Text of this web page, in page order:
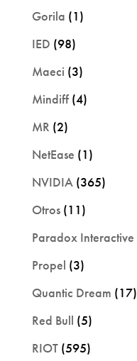
Gorila (1)
IED (98)
Maeci (3)
Mindiff(4)
MR (2)
NetEase (1)
NVIDIA (365)
Otros(11)
Paradox Interactive
Propel (3)
Quantic Dream (17)
Red Bull (5)
RIOT(595)